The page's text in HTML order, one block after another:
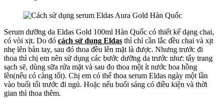
Serum dưỡng da Eldas Gold 100ml Hàn Quốc có thiết kế dạng chai,
có vòi xịt. Do đó cách sử dụng Eldas thì chỉ cần lắc đều chai và xịt
nhẹ lên bàn tay, sau đó thoa đều lên mặt là được. Nhưng trước đi
thoa thì chị em nên sử dụng các bước dưỡng da trước như: tẩy trang
sạch sẽ, dùng sữa rửa mặt và sau đo thoa một ít nước hoa hồng
lên(nếu có càng tốt). Chị em có thể thoa serum Eldas ngày một lần
vào buổi tối trước đi ngủ. Hoặc nếu buổi sáng có điều kiện và thời
gian thì thoa thêm.